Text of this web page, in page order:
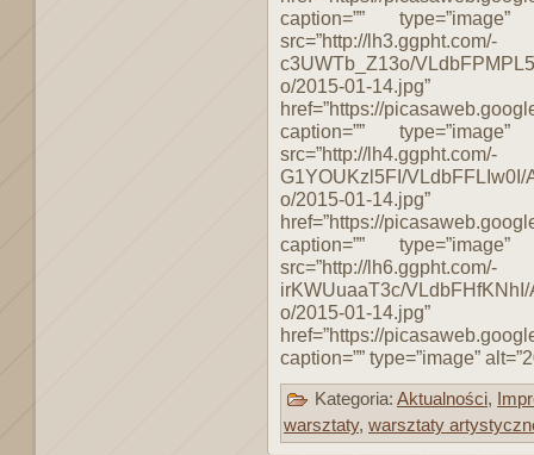
caption=””
src=”http://lh3.ggpht.com/-
c3UWTb_Z13o/
o/2015-01-14.jpg”
href=”https://
caption=””
src=”http://lh4.ggpht.com/-
G1YOUKzl5FI/
o/2015-01-14.jpg”
href=”https://
caption=””
src=”http://lh6.ggpht.com/-
irKWUuaaT3c/
o/2015-01-14.jpg”
href=”https://
caption=”” type=”image”
Kategoria: Aktualności,
warsztaty, warsztaty